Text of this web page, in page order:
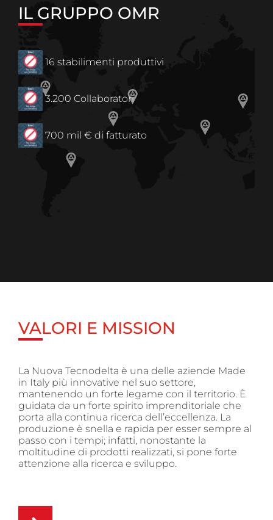
IL GRUPPO OMR
16 stabilimenti produttivi
3.200 Collaboratori
700 mil € di fatturato
VALORI E MISSION
La Nuova Tecnodelta è una delle aziende Made
in Italy più innovative nel suo settore,
mantenendo un forte legame con il territorio. È
guidata da un forte spirito imprenditoriale che
porta alla continua ricerca dell’eccellenza. La
produzione è snella e rapida per esser sempre al
passo con i tempi; infatti, nonostante la
moltitudine di prodotti realizzati, si pone forte
attenzione alla ricerca e sviluppo.